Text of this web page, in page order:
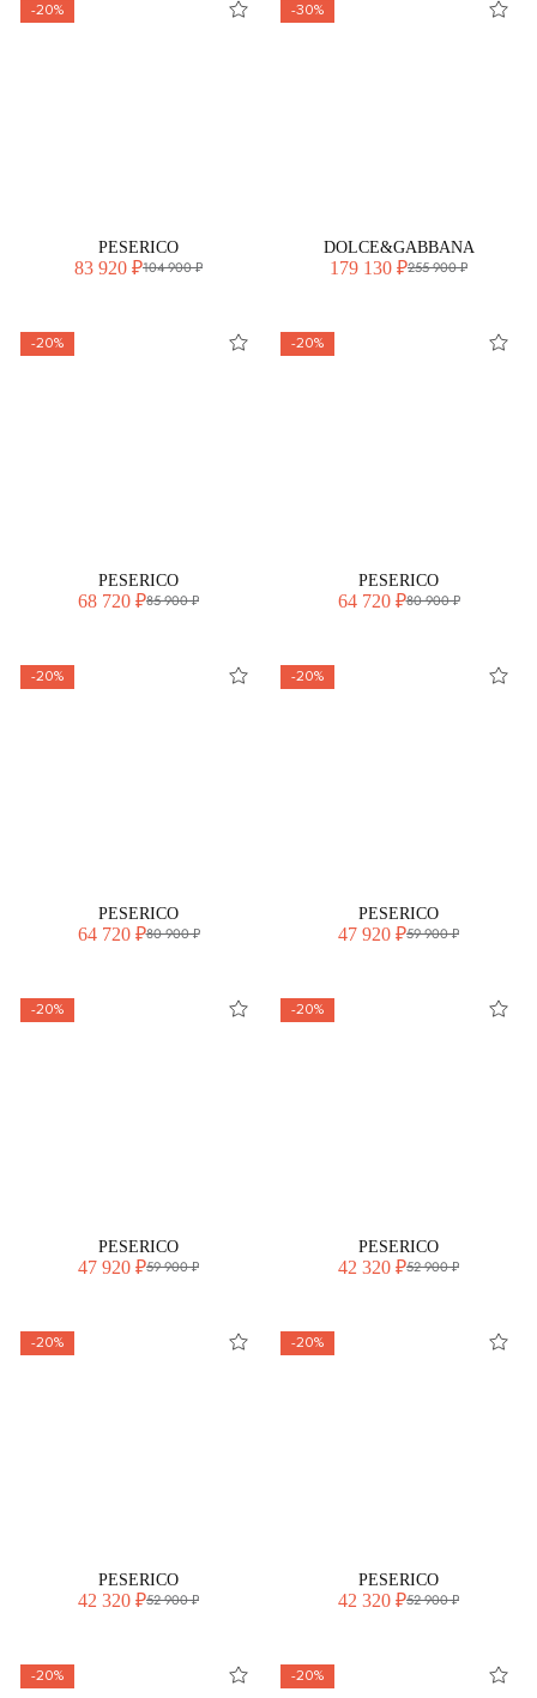
-20%
PESERICO
83 920 ₽104 900 ₽
-30%
DOLCE&GABBANA
179 130 ₽255 900 ₽
-20%
PESERICO
68 720 ₽85 900 ₽
-20%
PESERICO
64 720 ₽80 900 ₽
-20%
PESERICO
64 720 ₽80 900 ₽
-20%
PESERICO
47 920 ₽59 900 ₽
-20%
PESERICO
47 920 ₽59 900 ₽
-20%
PESERICO
42 320 ₽52 900 ₽
-20%
PESERICO
42 320 ₽52 900 ₽
-20%
PESERICO
42 320 ₽52 900 ₽
-20% -20%